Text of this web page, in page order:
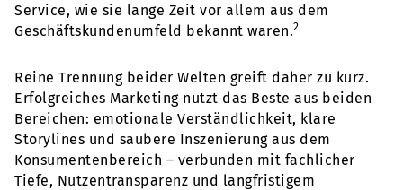
Service, wie sie lange Zeit vor allem aus dem
Geschäftskundenumfeld bekannt waren.2
Reine Trennung beider Welten greift daher zu kurz.
Erfolgreiches Marketing nutzt das Beste aus beiden
Bereichen: emotionale Verständlichkeit, klare
Storylines und saubere Inszenierung aus dem
Konsumentenbereich – verbunden mit fachlicher
Tiefe, Nutzentransparenz und langfristigem